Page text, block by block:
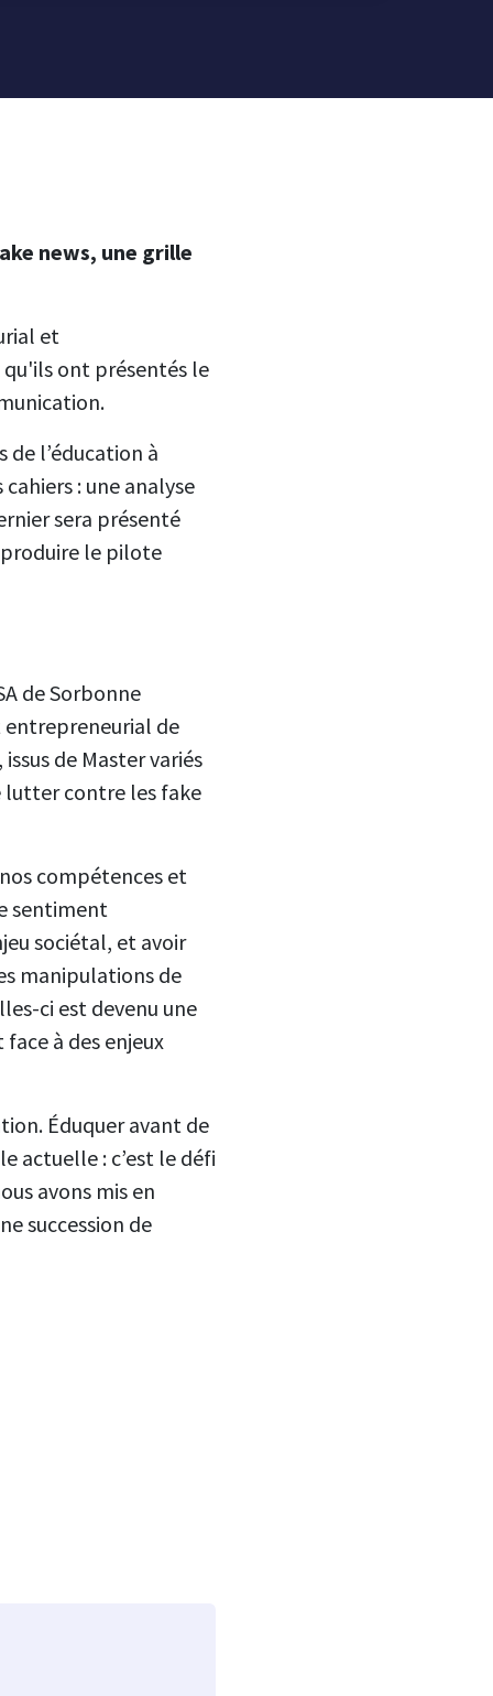
news, une grille
et
ont présentés le
de l’éducation à
: une analyse
sera présenté
produire le pilote
de Sorbonne
entrepreneurial de
de Master variés
lutter contre les fake
compétences et
sentiment
sociétal, et avoir
manipulations de
ci est devenu une
à des enjeux
Éduquer avant de
actuelle : c’est le défi
avons mis en
succession de